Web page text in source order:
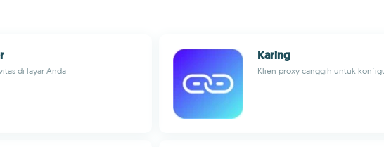
di layar Anda
Karing
Klien proxy canggih untuk